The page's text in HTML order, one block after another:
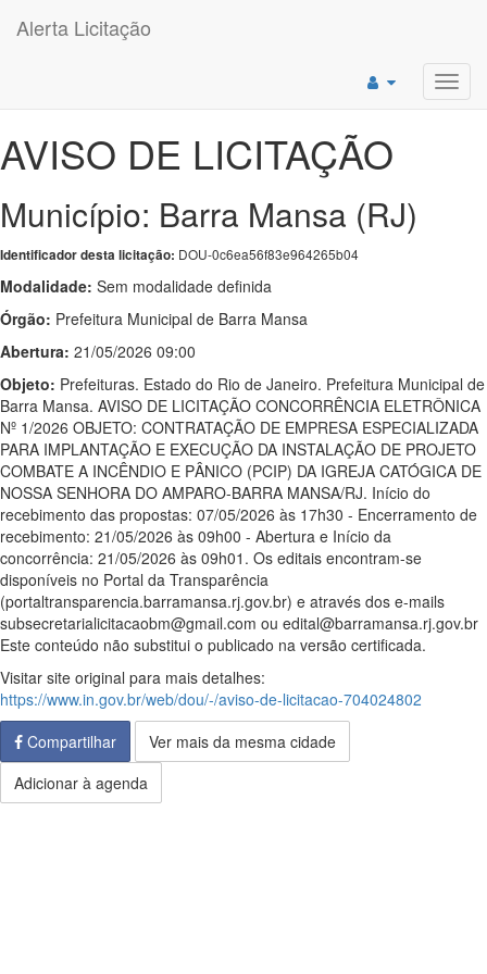
Alerta Licitação
AVISO DE LICITAÇÃO
Município: Barra Mansa (RJ)
Identificador desta licitação: DOU-0c6ea56f83e964265b04
Modalidade: Sem modalidade definida
Órgão: Prefeitura Municipal de Barra Mansa
Abertura: 21/05/2026 09:00
Objeto: Prefeituras. Estado do Rio de Janeiro. Prefeitura Municipal de
Barra Mansa. AVISO DE LICITAÇÃO CONCORRÊNCIA ELETRÔNICA
Nº 1/2026 OBJETO: CONTRATAÇÃO DE EMPRESA ESPECIALIZADA
PARA IMPLANTAÇÃO E EXECUÇÃO DA INSTALAÇÃO DE PROJETO
COMBATE A INCÊNDIO E PÂNICO (PCIP) DA IGREJA CATÓGICA DE
NOSSA SENHORA DO AMPARO-BARRA MANSA/RJ. Início do
recebimento das propostas: 07/05/2026 às 17h30 - Encerramento de
recebimento: 21/05/2026 às 09h00 - Abertura e Início da
concorrência: 21/05/2026 às 09h01. Os editais encontram-se
disponíveis no Portal da Transparência
(portaltransparencia.barramansa.rj.gov.br) e através dos e-mails
subsecretarialicitacaobm@gmail.com ou edital@barramansa.rj.gov.br
Este conteúdo não substitui o publicado na versão certificada.
Visitar site original para mais detalhes:
https://www.in.gov.br/web/dou/-/aviso-de-licitacao-704024802
Compartilhar
Ver mais da mesma cidade
Adicionar à agenda